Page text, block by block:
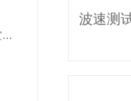
罐区线光纤光栅感温火灾探测系统